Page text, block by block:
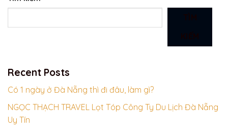
Recent Posts
Có 1 ngày ở Đà Nẵng thì đi đâu, làm gì?
NGỌC THẠCH TRAVEL Lọt Tóp Công Ty Du Lịch Đà Nẵng
Uy Tín